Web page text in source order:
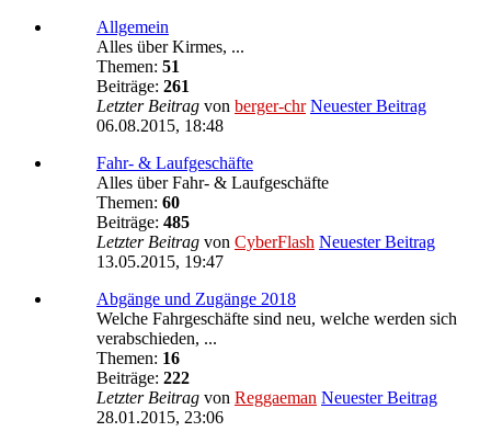
Allgemein
Alles über Kirmes, ...
Themen: 51
Beiträge: 261
Letzter Beitrag von berger-chr Neuester Beitrag
06.08.2015, 18:48
Fahr- & Laufgeschäfte
Alles über Fahr- & Laufgeschäfte
Themen: 60
Beiträge: 485
Letzter Beitrag von CyberFlash Neuester Beitrag
13.05.2015, 19:47
Abgänge und Zugänge 2018
Welche Fahrgeschäfte sind neu, welche werden sich
verabschieden, ...
Themen: 16
Beiträge: 222
Letzter Beitrag von Reggaeman Neuester Beitrag
28.01.2015, 23:06